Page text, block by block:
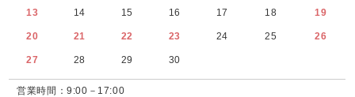
13 14 15 16 17 18 19
20 21 22 23 24 25 26
27 28 29 30
営業時間：9:00－17:00